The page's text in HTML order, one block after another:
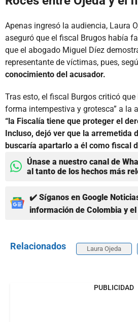
Apenas ingresó la audiencia, Laura
aseguró que el fiscal Brugos había
que el abogado Miguel Díez
representante de víctimas, pues,
conocimiento del acusador.
Tras esto, el fiscal Burgos criticó que
forma intempestiva y grotesca” a la
“la Fiscalía tiene que proteger el
Incluso, dejó ver que la arremetida
buscaría apartarlo a él como fiscal
Únase a nuestro canal de
al tanto de los hechos más
✔️ Síganos en Google
información de Colombia y
Relacionados Laura Ojeda
PUBLICIDAD